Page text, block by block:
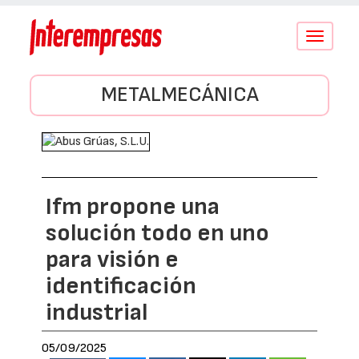
Conmutar
METALMECÁNICA
Ifm propone una
solución todo en uno
para visión e
identificación
industrial
05/09/2025